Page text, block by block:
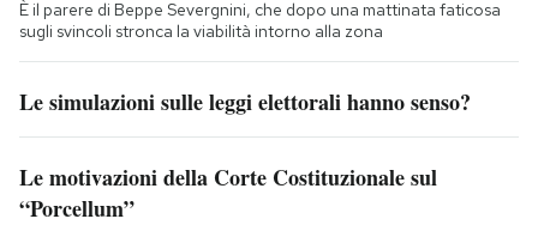
È il parere di Beppe Severgnini, che dopo una mattinata faticosa
sugli svincoli stronca la viabilità intorno alla zona
Le simulazioni sulle leggi elettorali hanno senso?
Le motivazioni della Corte Costituzionale sul
“Porcellum”